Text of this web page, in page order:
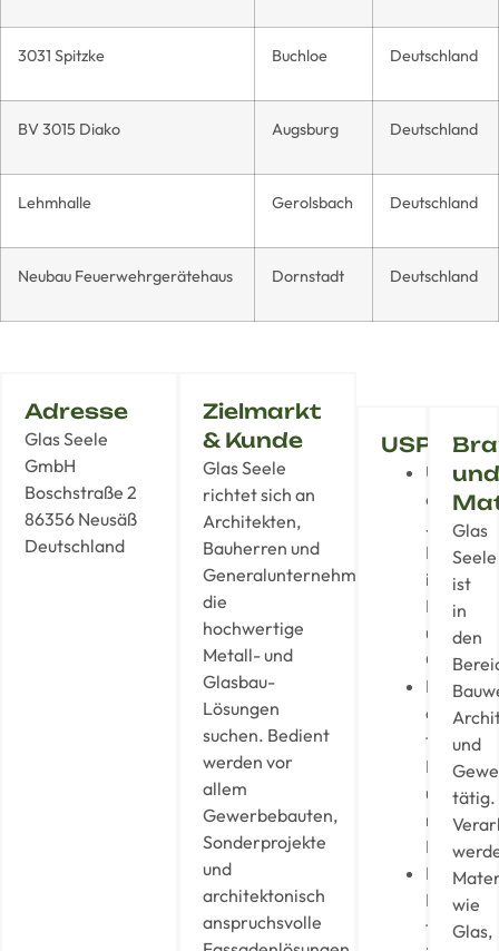
3031 Spitzke Buchloe Deutschland
BV 3015 Diako Augsburg Deutschland
Lehmhalle Gerolsbach Deutschland
Neubau Feuerwehrgerätehaus Dornstadt Deutschland
Adresse
Glas Seele
GmbH
Boschstraße 2
86356 Neusäß
Deutschland
Zielmarkt
& Kunde
Glas Seele
richtet sich an
Architekten,
Bauherren und
Generalunternehmer,
die
hochwertige
Metall- und
Glasbau-
Lösungen
suchen. Bedient
werden vor
allem
Gewerbebauten,
Sonderprojekte
und
architektonisch
anspruchsvolle
USP
Über
65
Jahre
im
Metall-
und
Glasbau
aus
und
für
und
Glas
Seele
ist
in
den
und
tätig.
wie
Glas,